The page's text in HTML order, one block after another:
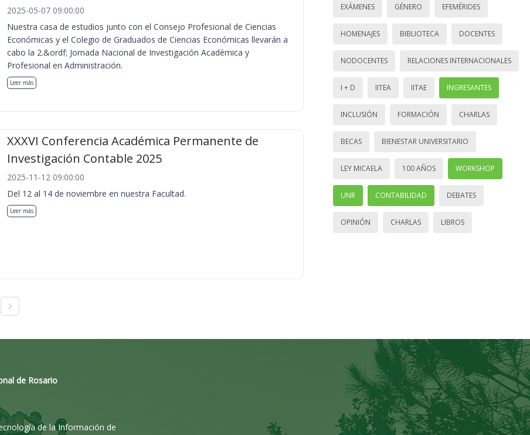
2025-05-07 09:00:00
Nuestra casa de estudios junto con el Consejo Profesional de Ciencias
Económicas y el Colegio de Graduados de Ciencias Económicas llevarán a
cabo la 2.&ordf; Jornada Nacional de Investigación Académica y
Profesional en Administración.
Leer más
XXXVI Conferencia Académica Permanente de
Investigación Contable 2025
2025-11-12 09:00:00
Del 12 al 14 de noviembre en nuestra Facultad.
Leer más
EXÁMENES GÉNERO EFEMÉRIDES
HOMENAJES BIBLIOTECA DOCENTES
NODOCENTES RELACIONES INTERNACIONALES
I + D IITEA IITAE INGRESANTES
INCLUSIÓN FORMACIÓN CHARLAS
BECAS BIENESTAR UNIVERSITARIO
LEY MICAELA 100 AÑOS WORKSHOP
UNR CONTABILIDAD DEBATES
OPINIÓN CHARLAS LIBROS
de Rosario
de la Información de